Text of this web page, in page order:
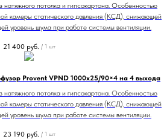
натяжного потолка и гипсокартона. Особенностью
камеры статического давления (КСД), снижающей
уровень шума при работе системы вентиляции.
21 400 руб. / 1 шт
Provent VPND 1000х25/90×4 на 4 выхода
натяжного потолка и гипсокартона. Особенностью
камеры статического давления (КСД), снижающей
уровень шума при работе системы вентиляции.
23 190 руб. / 1 шт